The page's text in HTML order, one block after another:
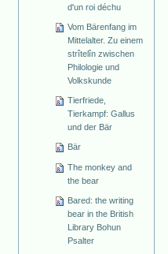
d'un roi déchu
Vom Bärenfang im
Mittelalter. Zu einem
strîtelîn zwischen
Philologie und
Volkskunde
Tierfriede,
Tierkampf: Gallus
und der Bär
Bär
The monkey and
the bear
Bared: the writing
bear in the British
Library Bohun
Psalter